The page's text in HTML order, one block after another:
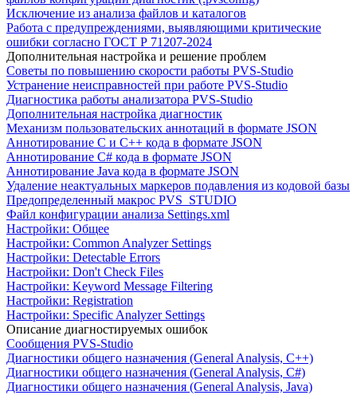
Исключение из анализа файлов и каталогов
Работа с предупреждениями, выявляющими критические
ошибки согласно ГОСТ Р 71207-2024
Дополнительная настройка и решение проблем
Советы по повышению скорости работы PVS-Studio
Устранение неисправностей при работе PVS-Studio
Диагностика работы анализатора PVS-Studio
Дополнительная настройка диагностик
Механизм пользовательских аннотаций в формате JSON
Аннотирование C и C++ кода в формате JSON
Аннотирование C# кода в формате JSON
Аннотирование Java кода в формате JSON
Удаление неактуальных маркеров подавления из кодовой базы
Предопределенный макрос PVS_STUDIO
Файл конфигурации анализа Settings.xml
Настройки: Общее
Настройки: Common Analyzer Settings
Настройки: Detectable Errors
Настройки: Don't Check Files
Настройки: Keyword Message Filtering
Настройки: Registration
Настройки: Specific Analyzer Settings
Описание диагностируемых ошибок
Сообщения PVS-Studio
Диагностики общего назначения (General Analysis, C++)
Диагностики общего назначения (General Analysis, C#)
Диагностики общего назначения (General Analysis, Java)